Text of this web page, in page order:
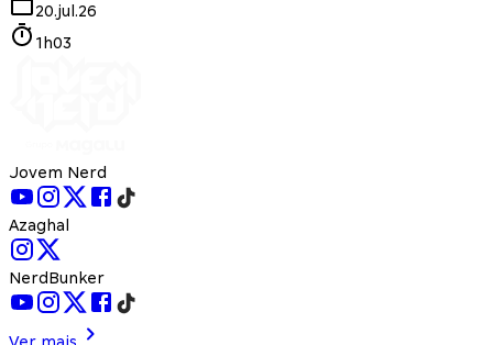
20.jul.26
1h03
Jovem Nerd
Azaghal
NerdBunker
Ver mais